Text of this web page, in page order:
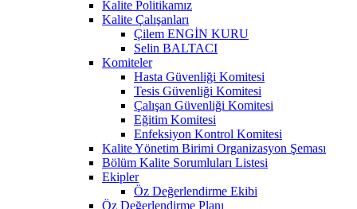
Kalite Politikamız
Kalite Çalışanları
Çilem ENGİN KURU
Selin BALTACI
Komiteler
Hasta Güvenliği Komitesi
Tesis Güvenliği Komitesi
Çalışan Güvenliği Komitesi
Eğitim Komitesi
Enfeksiyon Kontrol Komitesi
Kalite Yönetim Birimi Organizasyon Şeması
Bölüm Kalite Sorumluları Listesi
Ekipler
Öz Değerlendirme Ekibi
Öz Değerlendirme Planı